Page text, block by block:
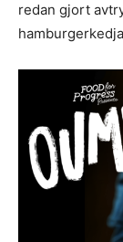
redan gjort